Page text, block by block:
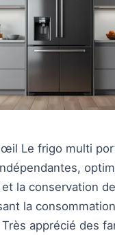
Le frigo multi
la conservation
la
apprécié des